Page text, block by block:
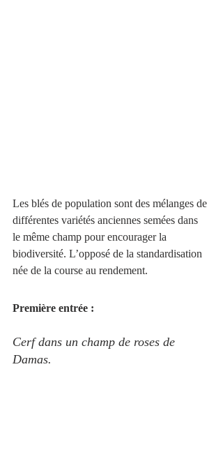
Les blés de population sont des mélanges de
différentes variétés anciennes semées dans
le même champ pour encourager la
biodiversité. L’opposé de la standardisation
née de la course au rendement.
Première entrée :
Cerf dans un champ de roses de
Damas.